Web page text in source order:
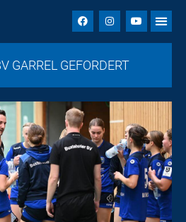
GARREL GEFORDERT